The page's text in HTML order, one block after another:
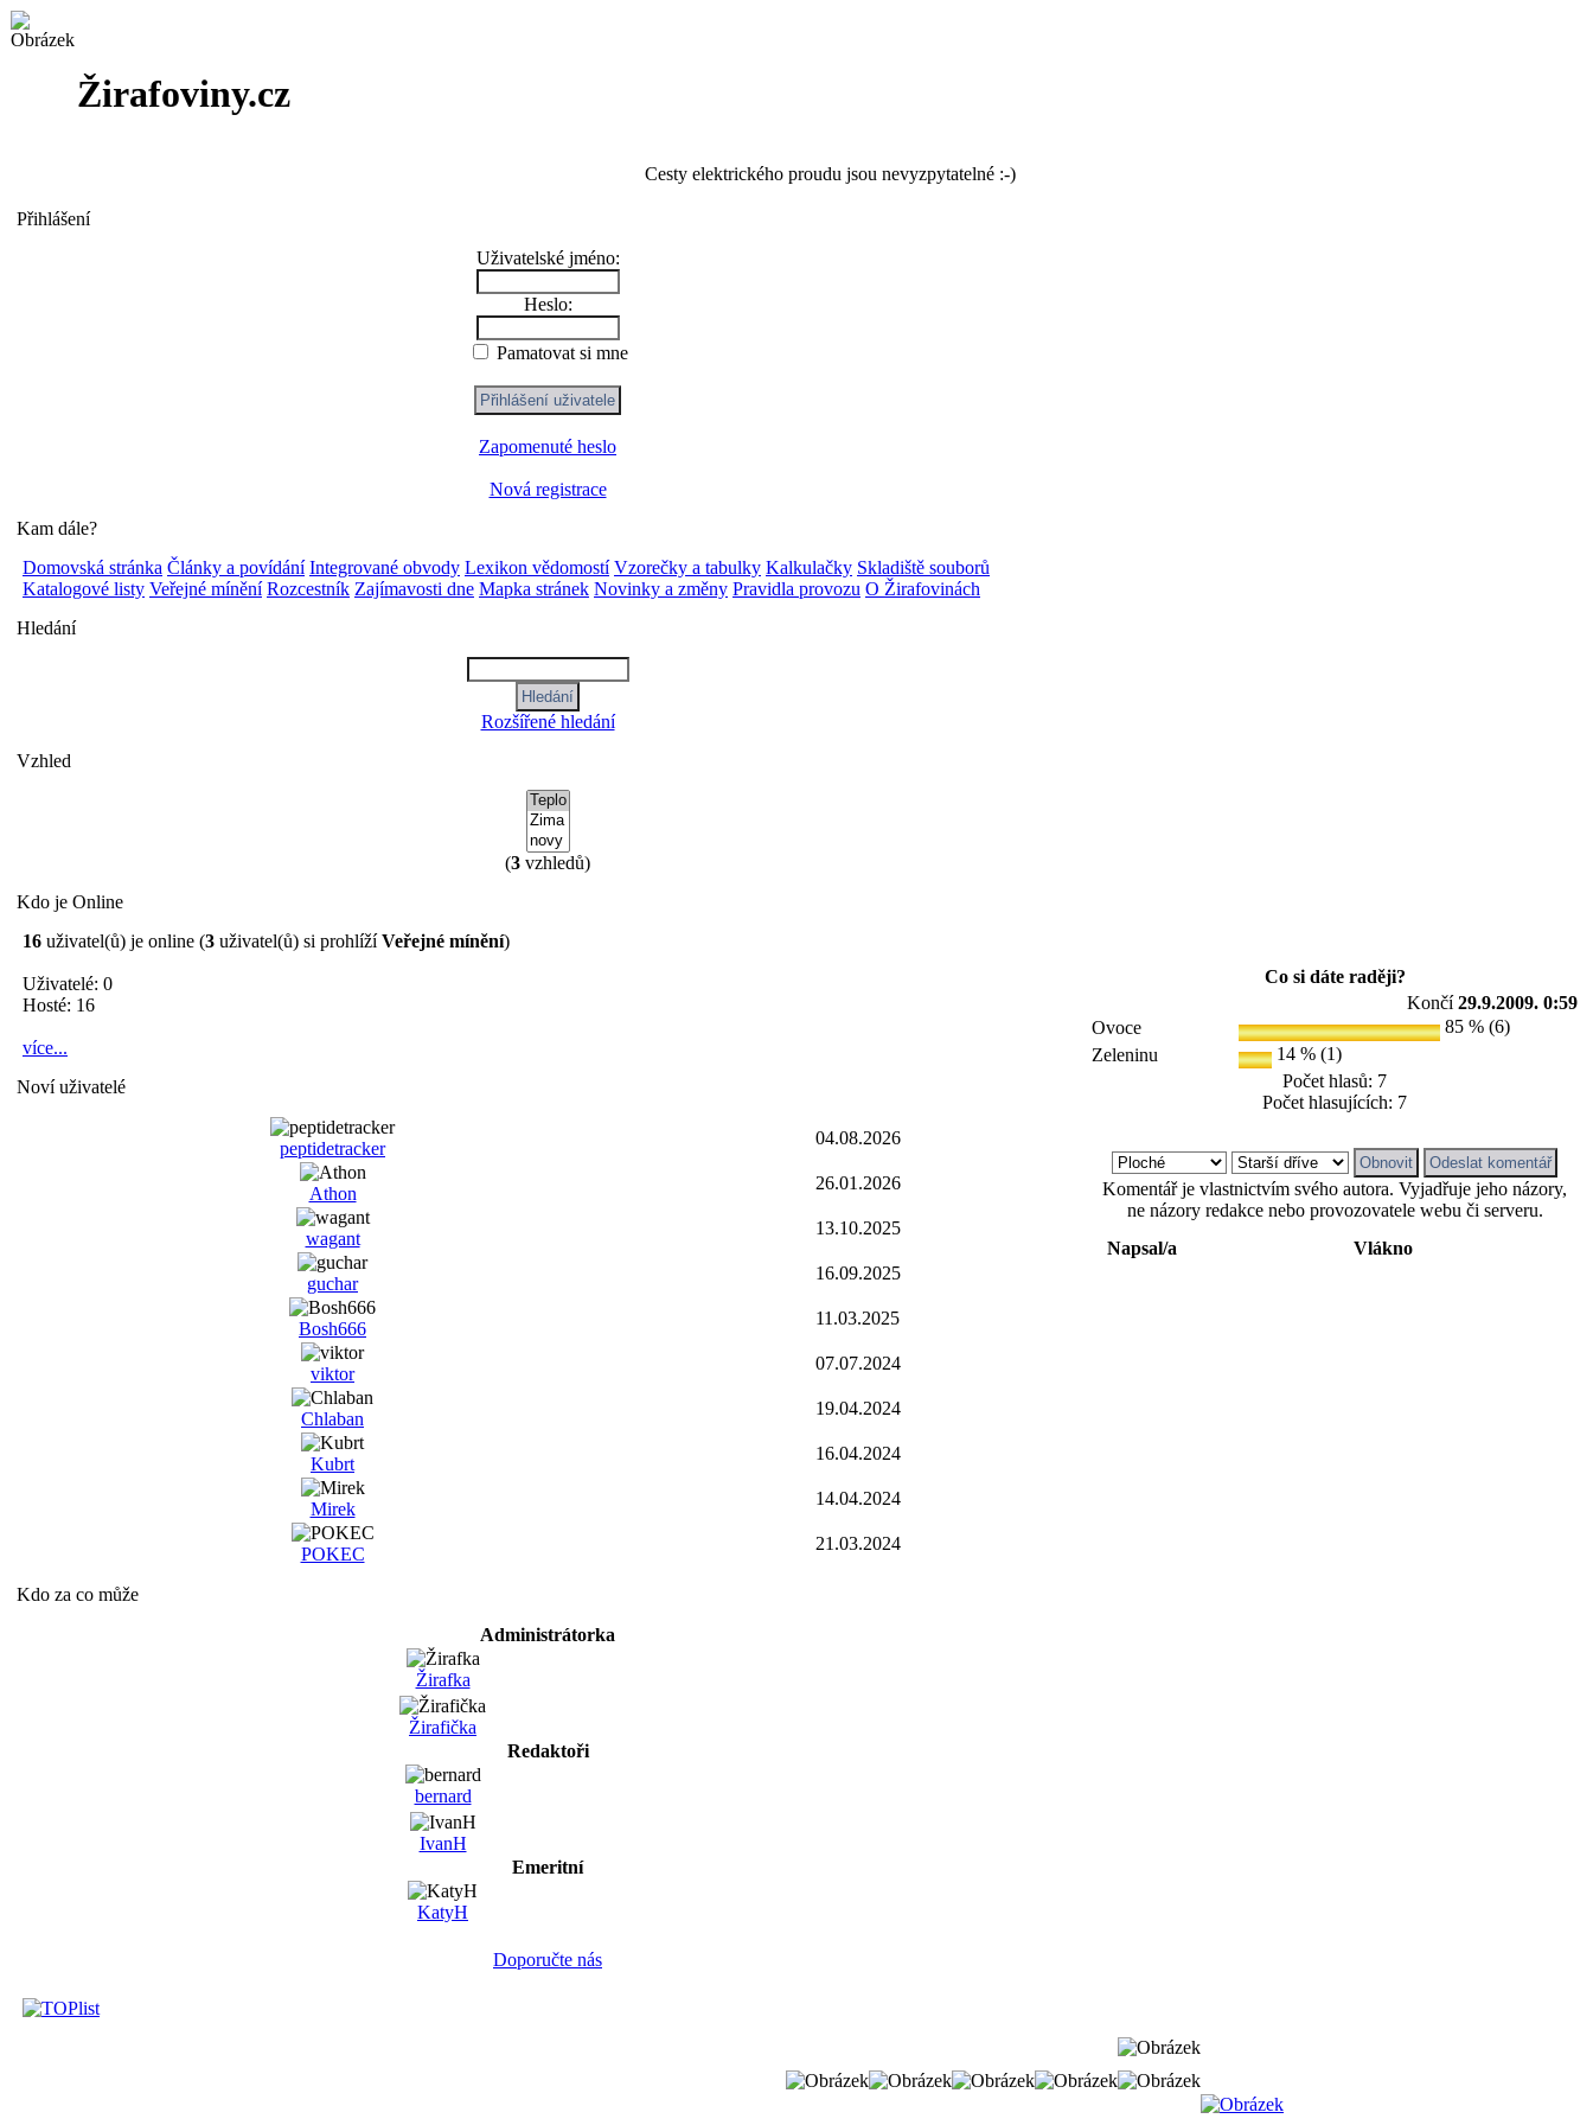
Žirafoviny.cz
Cesty elektrického proudu jsou nevyzpytatelné :-)
Přihlášení
Uživatelské jméno:
Heslo:
Pamatovat si mne
Zapomenuté heslo
Nová registrace
Kam dále?
Domovská stránka Články a povídání Integrované obvody Lexikon vědomostí Vzorečky a tabulky Kalkulačky Skladiště souborů
Katalogové listy Veřejné mínění Rozcestník Zajímavosti dne Mapka stránek Novinky a změny Pravidla provozu O Žirafovinách
Hledání
Rozšířené hledání
Vzhled
(3 vzhledů)
Kdo je Online
16 uživatel(ů) je online (3 uživatel(ů) si prohlížíVeřejné mínění)
Uživatelé: 0
Hosté: 16
více...
Noví uživatelé
peptidetracker
04.08.2026
Athon
26.01.2026
wagant
13.10.2025
guchar
16.09.2025
Bosh666
11.03.2025
viktor
07.07.2024
Chlaban
19.04.2024
Kubrt
16.04.2024
Mirek
14.04.2024
POKEC
21.03.2024
Kdo za co může
Administrátorka
Žirafka
Žirafička
Redaktoři
bernard
IvanH
Emeritní
KatyH
Doporučte nás
Co si dáte raději?
Končí29.9.2009. 0:59
Ovoce
85 % (6)
Zeleninu
14 % (1)
Počet hlasů: 7
Počet hlasujících: 7
Komentář je vlastnictvím svého autora. Vyjadřuje jeho názory,
ne názory redakce nebo provozovatele webu či serveru.
Napsal/a
Vlákno